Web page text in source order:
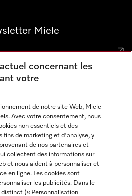
Miele
support.be
concernant les
votre
de notre site Web, Miele
Avec votre consentement, nous
non essentiels et des
fins de marketing et d'analyse, y
de nos partenaires et
collectent des informations sur
et nous aident à personnaliser et
en ligne. Les cookies sont
les publicités. Dans le
(« Personnalisation